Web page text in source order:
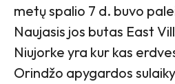
metų spalio 7 d. buvo
Naujasis jos butas East
Niujorke yra kur kas
Orindžo apygardos